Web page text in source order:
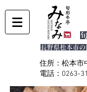
長野県松本市
住所：松本市
電話：0263-